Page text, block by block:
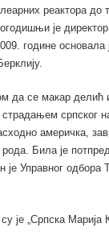
реактора до
је директор
године основала
да се макар делић
српског
америчка,
Била је
је Управног одбора
је „Српска Марија